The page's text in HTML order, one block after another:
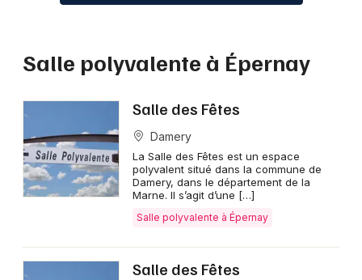
Salle polyvalente à Épernay
Salle des Fêtes
Damery
La Salle des Fêtes est un espace
polyvalent situé dans la commune de
Damery, dans le département de la
Marne. Il s’agit d’une […]
Salle polyvalente à Épernay
Salle des Fêtes